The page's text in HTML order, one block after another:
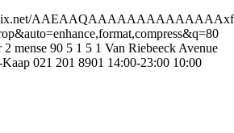
mense 90 5 1 5 1 Van Riebeeck Avenue
021 201 8901 14:00-23:00 10:00